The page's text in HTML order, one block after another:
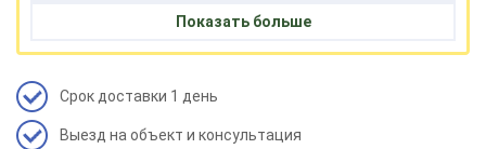
Панда сириус (08230 фон 2 штуки 2700 мм
250 мм 8 мм )
Панда сириус (08250 панно 4 штуки 2700 мм
250 мм 8 мм )
Показать больше
Срок доставки 1 день
Выезд на объект и консультация